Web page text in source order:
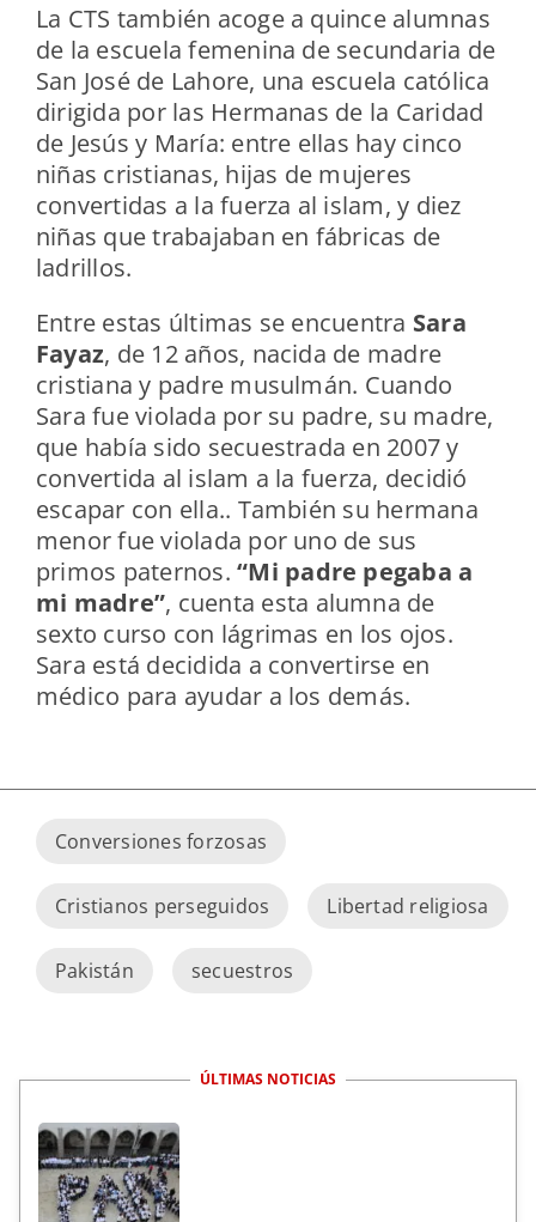
La CTS también acoge a quince alumnas
de la escuela femenina de secundaria de
San José de Lahore, una escuela católica
dirigida por las Hermanas de la Caridad
de Jesús y María: entre ellas hay cinco
niñas cristianas, hijas de mujeres
convertidas a la fuerza al islam, y diez
niñas que trabajaban en fábricas de
ladrillos.
Entre estas últimas se encuentra Sara
Fayaz, de 12 años, nacida de madre
cristiana y padre musulmán. Cuando
Sara fue violada por su padre, su madre,
que había sido secuestrada en 2007 y
convertida al islam a la fuerza, decidió
escapar con ella.. También su hermana
menor fue violada por uno de sus
primos paternos.“Mi padre pegaba a
mi madre”, cuenta esta alumna de
sexto curso con lágrimas en los ojos.
Sara está decidida a convertirse en
médico para ayudar a los demás.
Conversiones forzosas
Cristianos perseguidos Libertad religiosa
Pakistán secuestros
ÚLTIMAS NOTICIAS